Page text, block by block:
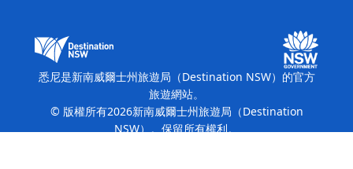
新南威爾士州旅遊局（Destination NSW）媒體中
心
繽紛悉尼燈光音樂節
悉尼是新南威爾士州旅遊局（Destination NSW）的官方
旅遊網站。
© 版權所有2026新南威爾士州旅遊局（Destination
NSW）。保留所有權利。